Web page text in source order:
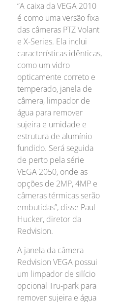
“A caixa da VEGA 2010
é como uma versão fixa
das câmeras PTZ Volant
e X-Series. Ela inclui
características idênticas,
como um vidro
opticamente correto e
temperado, janela de
câmera, limpador de
água para remover
sujeira e umidade e
estrutura de alumínio
fundido. Será seguida
de perto pela série
VEGA 2050, onde as
opções de 2MP, 4MP e
câmeras térmicas serão
embutidas”, disse Paul
Hucker, diretor da
Redvision.
A janela da câmera
Redvision VEGA possui
um limpador de silício
opcional Tru-park para
remover sujeira e água